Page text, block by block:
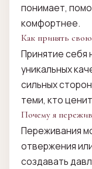
понимает,
комфортнее.
Как принять
Принятие себя
уникальных
сильных
теми, кто
Почему я
Переживания
отвержения
создавать